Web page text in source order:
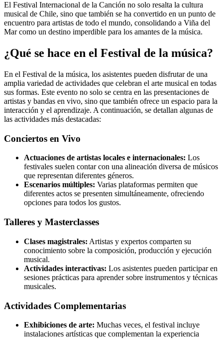
El Festival Internacional de la Canción no solo resalta la cultura
musical de Chile, sino que también se ha convertido en un punto de
encuentro para artistas de todo el mundo, consolidando a Viña del
Mar como un destino imperdible para los amantes de la música.
¿Qué se hace en el Festival de la música?
En el Festival de la música, los asistentes pueden disfrutar de una
amplia variedad de actividades que celebran el arte musical en todas
sus formas. Este evento no solo se centra en las presentaciones de
artistas y bandas en vivo, sino que también ofrece un espacio para la
interacción y el aprendizaje. A continuación, se detallan algunas de
las actividades más destacadas:
Conciertos en Vivo
Actuaciones de artistas locales e internacionales: Los
festivales suelen contar con una alineación diversa de músicos
que representan diferentes géneros.
Escenarios múltiples: Varias plataformas permiten que
diferentes actos se presenten simultáneamente, ofreciendo
opciones para todos los gustos.
Talleres y Masterclasses
Clases magistrales: Artistas y expertos comparten su
conocimiento sobre la composición, producción y ejecución
musical.
Actividades interactivas: Los asistentes pueden participar en
sesiones prácticas para aprender sobre instrumentos y técnicas
musicales.
Actividades Complementarias
Exhibiciones de arte: Muchas veces, el festival incluye
instalaciones artísticas que complementan la experiencia